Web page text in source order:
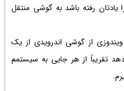
یادتان رفته باشد به گوشی منتقل
از گوشی اندرویدی از یک
تقریباً از هر جایی به سیستمم